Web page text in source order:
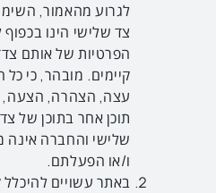
לגרוע מהאמור,
צד שלישי הינו
הפרטיות של אותם
קיימים. מובהר, כי
עצה, הצהרה, הצעה,
תוכן אחר בתוכן של
שלישי והחברה אינה
ו/או הפעלתם.
באתר עשויים